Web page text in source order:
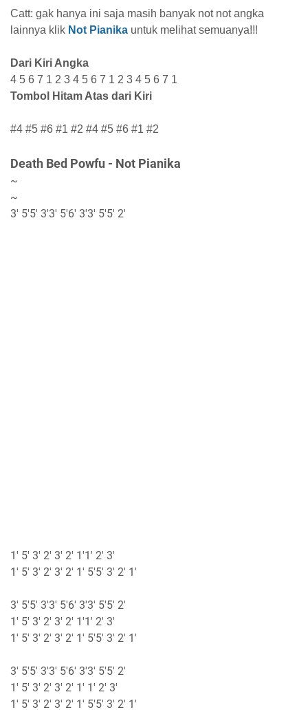
Catt: gak hanya ini saja masih banyak not not angka
lainnya klik Not Pianika untuk melihat semuanya!!!
Dari Kiri Angka
4 5 6 7 1 2 3 4 5 6 7 1 2 3 4 5 6 7 1
Tombol Hitam Atas dari Kiri
#4 #5 #6 #1 #2 #4 #5 #6 #1 #2
Death Bed Powfu - Not Pianika
~
~
3' 5'5' 3'3' 5'6' 3'3' 5'5' 2'
1' 5' 3' 2' 3' 2' 1'1' 2' 3'
1' 5' 3' 2' 3' 2' 1' 5'5' 3' 2' 1'
3' 5'5' 3'3' 5'6' 3'3' 5'5' 2'
1' 5' 3' 2' 3' 2' 1'1' 2' 3'
1' 5' 3' 2' 3' 2' 1' 5'5' 3' 2' 1'
3' 5'5' 3'3' 5'6' 3'3' 5'5' 2'
1' 5' 3' 2' 3' 2' 1' 1' 2' 3'
1' 5' 3' 2' 3' 2' 1' 5'5' 3' 2' 1'